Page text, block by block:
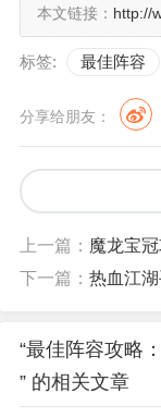
本文链接： http://
标签: 最佳阵容
分享给朋友：
上一篇： 魔龙宝冠
下一篇： 热血江
“最佳阵容攻略
” 的相关文章